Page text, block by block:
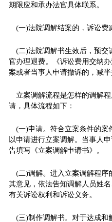
期限应和承办法官具体联系。
(一)法院调解结案的，诉讼费
(二)法院调解书生效后，预交
官办理退费。《诉讼费用交纳
案或者当事人申请撤诉的，减半
立案调解流程是怎样的调解
请，具体流程如下：
(一)申请。符合立案条件的案
以申请进行立案调解。当事人
告填写《立案调解申请书》。
(二)调解。进入立案调解程序
其意见，依法告知调解人员姓
有关诉讼权利和诉讼义务。
(三)制作调解书。对于达成和